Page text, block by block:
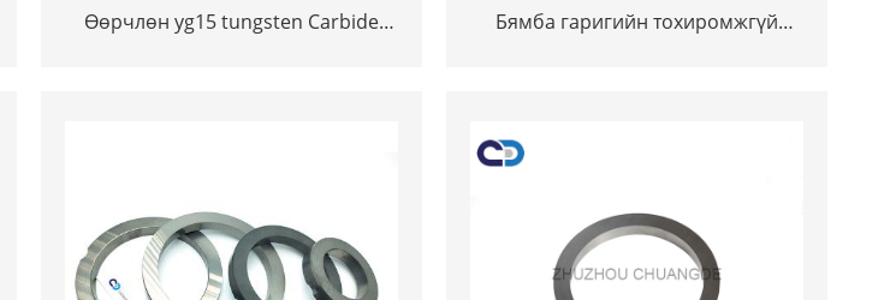
Өөрчлөн yg15 tungsten Carbide
Бямба гаригийн тохиромжгүй